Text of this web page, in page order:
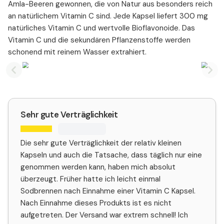
Amla-Beeren gewonnen, die von Natur aus besonders reich
an natürlichem Vitamin C sind. Jede Kapsel liefert 300 mg
natürliches Vitamin C und wertvolle Bioflavonoide. Das
Vitamin C und die sekundären Pflanzenstoffe werden
schonend mit reinem Wasser extrahiert.
Previous slide
Sehr gute Verträglichkeit
Die sehr gute Verträglichkeit der relativ kleinen
Kapseln und auch die Tatsache, dass täglich nur eine
genommen werden kann, haben mich absolut
überzeugt. Früher hatte ich leicht einmal
Sodbrennen nach Einnahme einer Vitamin C Kapsel.
Nach Einnahme dieses Produkts ist es nicht
aufgetreten. Der Versand war extrem schnell! Ich